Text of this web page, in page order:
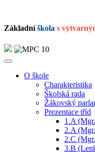
Základníškola s
O škole
Charakteristika
Školská rada
Žákovský
Prezentace tříd
1.A
2.A
2.C
3.B